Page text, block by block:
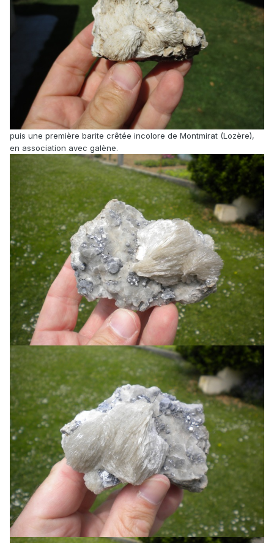
puis une première barite crêtée incolore de Montmirat (Lozère),
en association avec galène.